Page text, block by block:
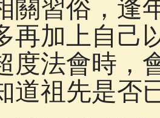
關習俗，逢
再加上自己
度法會時，
道祖先是否